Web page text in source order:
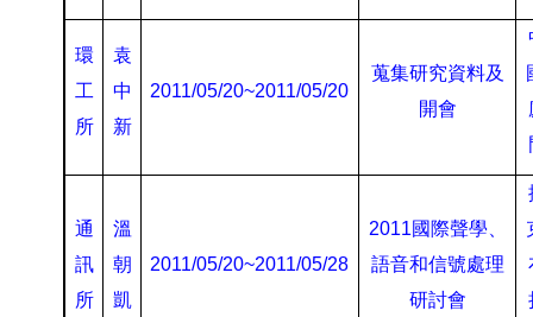
環
工
所
袁
中
新
2011/05/20~2011/05/20
蒐集研究資料及
開會
通
訊
所
溫
朝
凱
2011/05/20~2011/05/28
2011國際聲學、
語音和信號處理
研討會